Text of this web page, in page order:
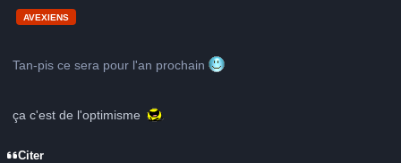
AVEXIENS
Tan-pis ce sera pour l'an prochain
ça c'est de l'optimisme
Citer